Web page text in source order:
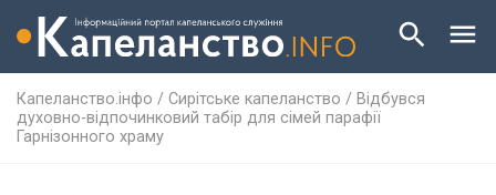
Капеланство.інфо / Сирітське капеланство / Відбувся
духовно-відпочинковий табір для сімей парафії
Гарнізонного храму